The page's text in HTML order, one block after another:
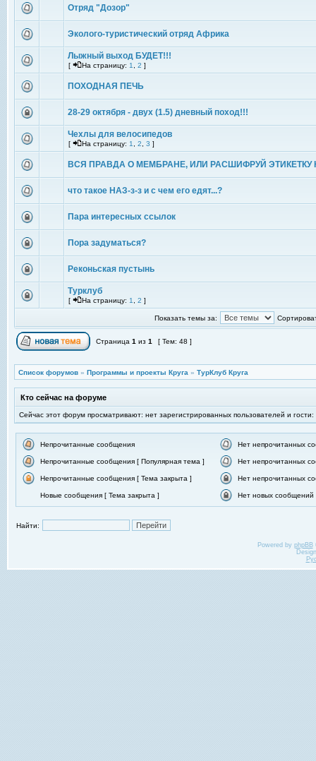
Отряд "Дозор"
Эколого-туристический отряд Африка
Лыжный выход БУДЕТ!!!
[ На страницу: 1 2 ]
ПОХОДНАЯ ПЕЧЬ
28-29 октября - двух (1.5) дневный поход!!!
Чехлы для велосипедов
[ На страницу: 1 2 3 ]
ВСЯ ПРАВДА О МЕМБРАНЕ, ИЛИ РАСШИФРУЙ ЭТИКЕТКУ
что такое НАЗ-з-з и с чем его едят...?
Пара интересных ссылок
Пора задуматься?
Реконьская пустынь
Турклуб
[ На страницу: 1 2 ]
Показать темы за:
Страница 1 из 1 [ Тем: 48 ]
Список форумов » Программы и проекты Круга » ТурКлуб Круга
Кто сейчас на форуме
Сейчас этот форум просматривают: нет зарегистрированных пользователей и гости:
Непрочитанные сообщения Нет непрочитанных
Непрочитанные сообщения [ Популярная тема ] Нет непрочитанных
Непрочитанные сообщения [ Тема закрыта ] Нет непрочитанных
Новые сообщения [ Тема закрыта ] Нет новых сообщений
Найти:
Powered by phpBB